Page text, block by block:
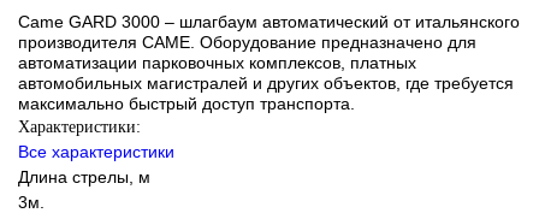
Came GARD 3000 – шлагбаум автоматический от итальянского
производителя CAME. Оборудование предназначено для
автоматизации парковочных комплексов, платных
автомобильных магистралей и других объектов, где требуется
максимально быстрый доступ транспорта.
Характеристики:
Все характеристики
Длина стрелы, м
3м.